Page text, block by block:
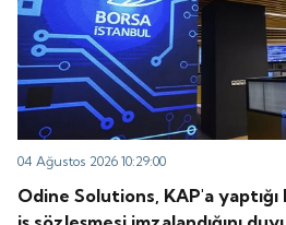
04 Ağustos 2026 10:29:00
Odine Solutions, KAP'a